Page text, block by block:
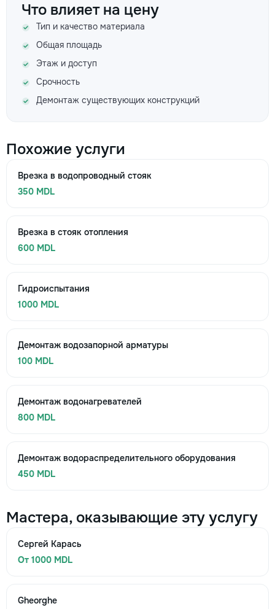
Что влияет на цену
Тип и качество материала
Общая площадь
Этаж и доступ
Срочность
Демонтаж существующих конструкций
Похожие услуги
Врезка в водопроводный стояк
350 MDL
Врезка в стояк отопления
600 MDL
Гидроиспытания
1000 MDL
Демонтаж водозапорной арматуры
100 MDL
Демонтаж водонагревателей
800 MDL
Демонтаж водораспределительного оборудования
450 MDL
Мастера, оказывающие эту услугу
Сергей Карась
От 1000 MDL
Gheorghe